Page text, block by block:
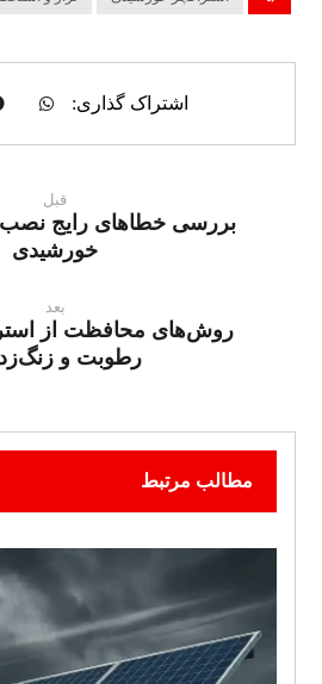
قبل
بررسی خطاهای رایج نصب
خورشیدی
بعد
روش‌های محافظت از
رطوبت و
مطالب مرتبط